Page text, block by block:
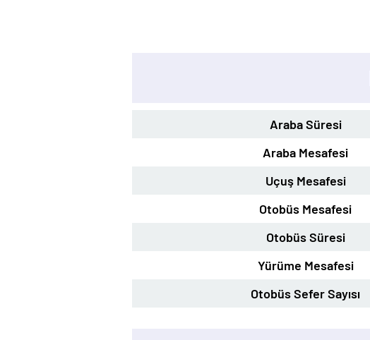
Araba Süresi
Araba Mesafesi
Uçuş Mesafesi
Otobüs Mesafesi
Otobüs Süresi
Yürüme Mesafesi
Otobüs Sefer Sayısı